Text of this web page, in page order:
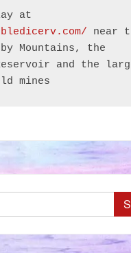
near
Mountains, the
and the
mines
for: